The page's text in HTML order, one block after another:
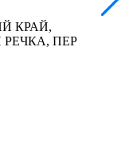
КРАЙ,
ПЕР